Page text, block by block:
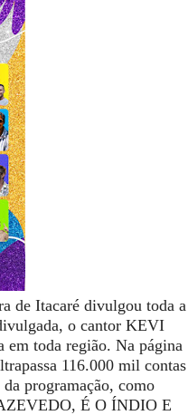
de Itacaré divulgou toda a
o cantor KEVI
em toda região. Na página
116.000 mil contas
programação, como
É O ÍNDIO E